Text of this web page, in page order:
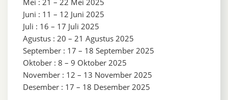
Juni : 11 – 12 Juni 2025
Juli : 16 – 17 Juli 2025
Agustus : 20 – 21 Agustus 2025
September : 17 – 18 September 2025
Oktober : 8 – 9 Oktober 2025
November : 12 – 13 November 2025
Desember : 17 – 18 Desember 2025